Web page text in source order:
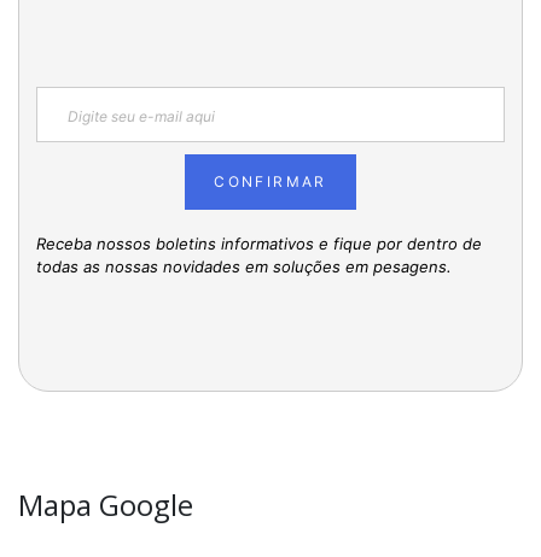
CONFIRMAR
Receba nossos boletins informativos e fique por dentro de
todas as nossas novidades em soluções em pesagens.
Mapa Google